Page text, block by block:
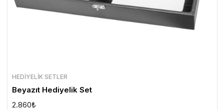
HEDIYELIK SETLER
Beyazıt Hediyelik Set
2.860₺